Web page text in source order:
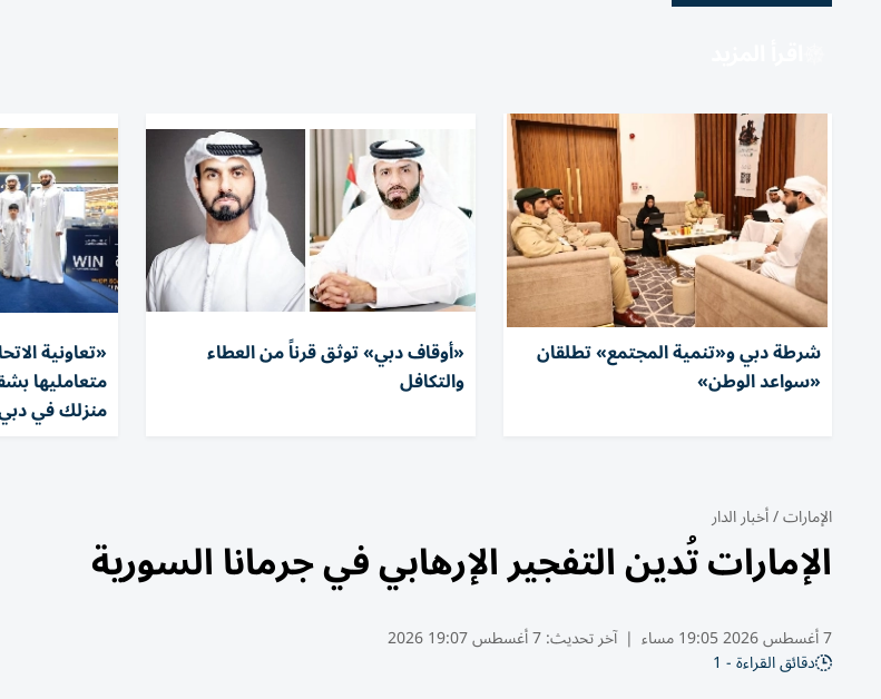
شرطة دبي و«تنمية المجتمع» تطلقان
«سواعد الوطن»
«أوقاف دبي» توثق قرناً من العطاء
والتكافل
«تعاونية
متعامليها
منزلك في
الإمارات/أخبار الدار
الإمارات تُدين التفجير الإرهابي في جرمانا السورية
7 أغسطس 2026 19:05 مساء | آخر تحديث:7 أغسطس 19:07 2026
دقائق القراءة - 1